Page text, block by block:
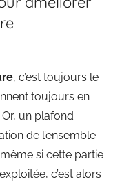
, c’est toujours le
toujours en
un plafond
de l’ensemble
si cette partie
c’est alors